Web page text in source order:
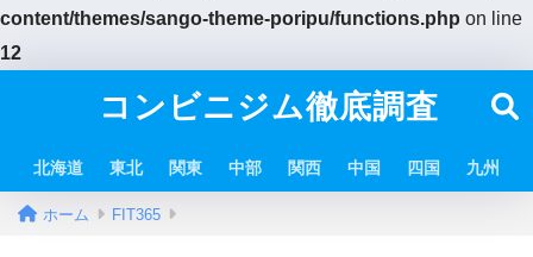
content/themes/sango-theme-poripu/functions.php on line
12
コンビニジム徹底調査
北海道 東北 関東 中部 関西 中国 四国 九州
ホーム FIT365